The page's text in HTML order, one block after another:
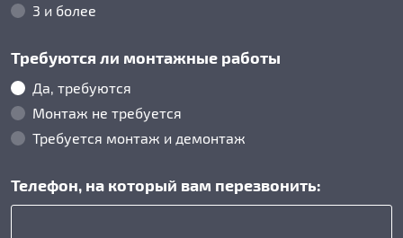
3 и более
Требуются ли монтажные работы
Да, требуются
Монтаж не требуется
Требуется монтаж и демонтаж
Телефон, на который вам перезвонить: